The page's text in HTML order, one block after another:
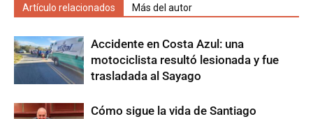
Artículo relacionados Más del autor
Accidente en Costa Azul: una
motociclista resultó lesionada y fue
trasladada al Sayago
Cómo sigue la vida de Santiago